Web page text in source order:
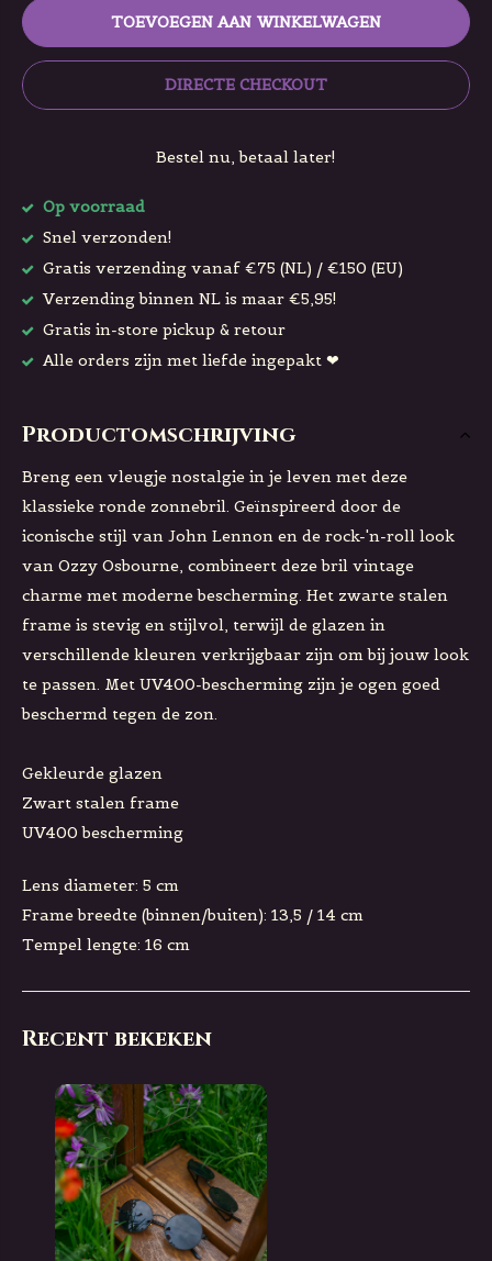
TOEVOEGEN AAN WINKELWAGEN
DIRECTE CHECKOUT
Bestel nu, betaal later!
Op voorraad
Snel verzonden!
Gratis verzending vanaf €75 (NL) / €150 (EU)
Verzending binnen NL is maar €5,95!
Gratis in-store pickup & retour
Alle orders zijn met liefde ingepakt ❤
Productomschrijving
Breng een vleugje nostalgie in je leven met deze
klassieke ronde zonnebril. Geïnspireerd door de
iconische stijl van John Lennon en de rock-'n-roll look
van Ozzy Osbourne, combineert deze bril vintage
charme met moderne bescherming. Het zwarte stalen
frame is stevig en stijlvol, terwijl de glazen in
verschillende kleuren verkrijgbaar zijn om bij jouw look
te passen. Met UV400-bescherming zijn je ogen goed
beschermd tegen de zon.
Gekleurde glazen
Zwart stalen frame
UV400 bescherming
Lens diameter: 5 cm
Frame breedte (binnen/buiten): 13,5 / 14 cm
Tempel lengte: 16 cm
Recent bekeken